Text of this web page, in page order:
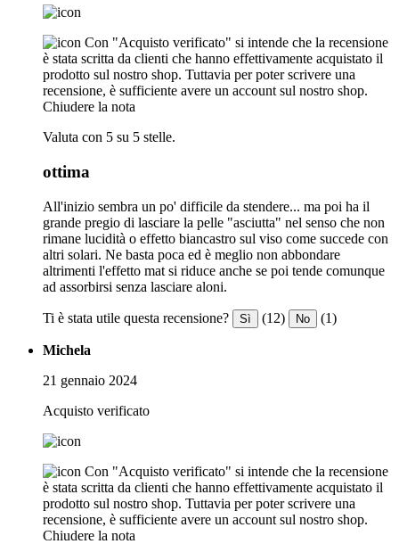
Con "Acquisto verificato" si intende che la recensione
è stata scritta da clienti che hanno effettivamente acquistato il
prodotto sul nostro shop. Tuttavia per poter scrivere una
recensione, è sufficiente avere un account sul nostro shop.
Chiudere la nota
Valuta con 5 su 5 stelle.
ottima
All'inizio sembra un po' difficile da stendere... ma poi ha il
grande pregio di lasciare la pelle "asciutta" nel senso che non
rimane lucidità o effetto biancastro sul viso come succede con
altri solari. Ne basta poca ed è meglio non abbondare
altrimenti l'effetto mat si riduce anche se poi tende comunque
ad assorbirsi senza lasciare aloni.
Ti è stata utile questa recensione? Sì (12) No (1)
Michela
21 gennaio 2024
Acquisto verificato
Con "Acquisto verificato" si intende che la recensione
è stata scritta da clienti che hanno effettivamente acquistato il
prodotto sul nostro shop. Tuttavia per poter scrivere una
recensione, è sufficiente avere un account sul nostro shop.
Chiudere la nota